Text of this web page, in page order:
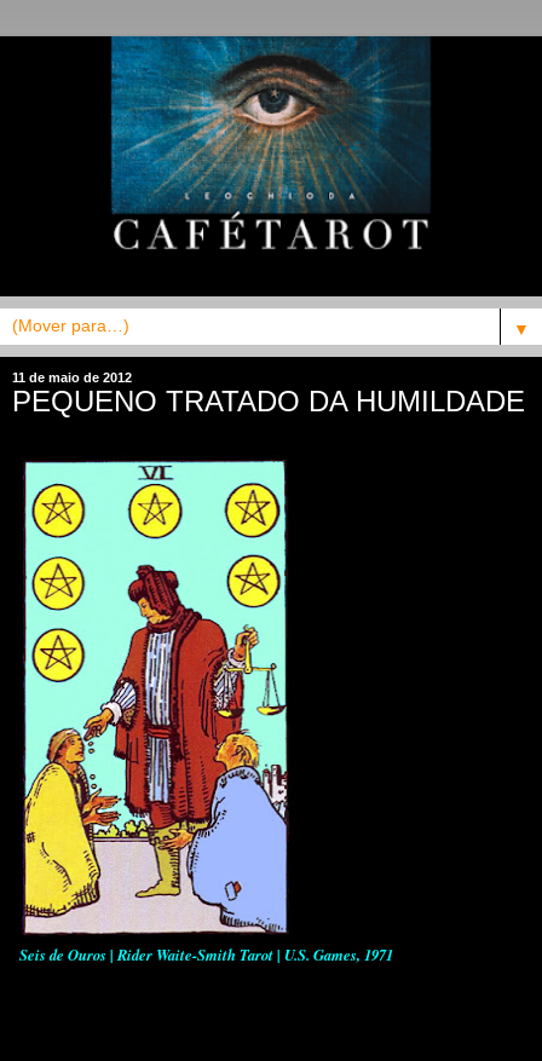
▼
11 de maio de 2012
PEQUENO TRATADO DA HUMILDADE
Seis de Ouros | Rider Waite-Smith Tarot | U.S. Games, 1971